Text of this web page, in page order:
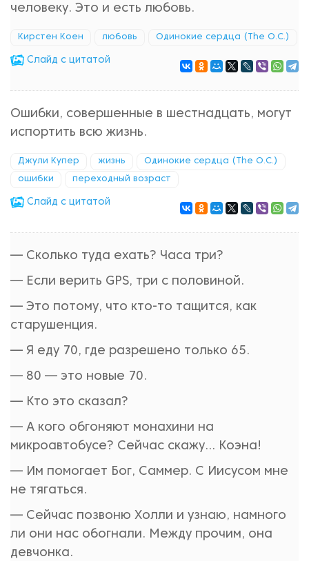
человеку. Это и есть любовь.
Кирстен Коен любовь Одинокие сердца (The O.C.)
Cлайд с цитатой
Ошибки, совершенные в шестнадцать, могут
испортить всю жизнь.
Джули Купер жизнь Одинокие сердца (The O.C.)
ошибки переходный возраст
Cлайд с цитатой
— Сколько туда ехать? Часа три?
— Если верить GPS, три с половиной.
— Это потому, что кто-то тащится, как
старушенция.
— Я еду 70, где разрешено только 65.
— 80 — это новые 70.
— Кто это сказал?
— А кого обгоняют монахини на
микроавтобусе? Сейчас скажу... Коэна!
— Им помогает Бог, Саммер. С Иисусом мне
не тягаться.
— Сейчас позвоню Холли и узнаю, намного
ли они нас обогнали. Между прочим, она
девчонка.